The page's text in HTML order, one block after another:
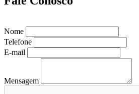
Nome
Telefone
E-mail
Mensagem